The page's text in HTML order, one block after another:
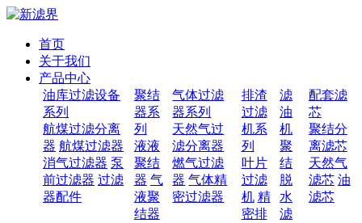
首页
关于我们
产品中心
油库过滤设备
系列
航煤过滤分离
器 航煤过滤器
消气过滤器 泵
前过滤器 过滤
器配件
聚结
器系
列
液液
聚结
器 气
液聚
结器
气体过滤
器系列
天然气过
滤分离器
燃气过滤
器 气体精
密过滤器
排渣
过滤
机系
列
叶片
过滤
机 精
密排
滤
油
机
聚
结
脱
水
滤
配套滤
芯
聚结分
离滤芯
天然气
滤芯 油
滤芯